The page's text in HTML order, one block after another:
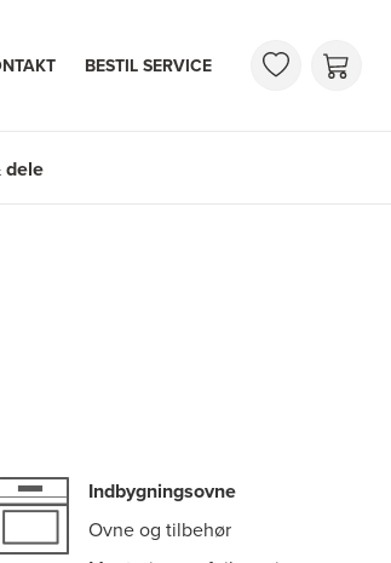
BESTIL SERVICE
dele
Indbygningsovne
Ovne og tilbehør